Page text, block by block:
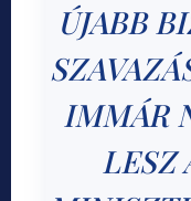
ÚJABB
IMMÁR
LESZ